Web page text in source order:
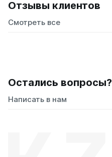
Отзывы клиентов
Смотреть все
Остались вопросы?
Написать в нам